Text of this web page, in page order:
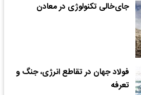
جای‌خالی تکنولوژی در معادن
فولاد جهان در تقاطع انرژی، جنگ و
تعرفه